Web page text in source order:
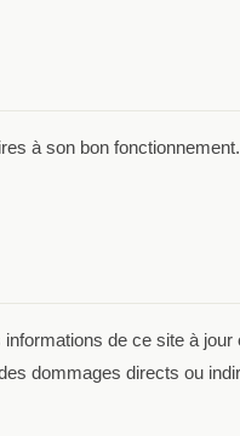
à son bon
de ce site à
dommages directs ou